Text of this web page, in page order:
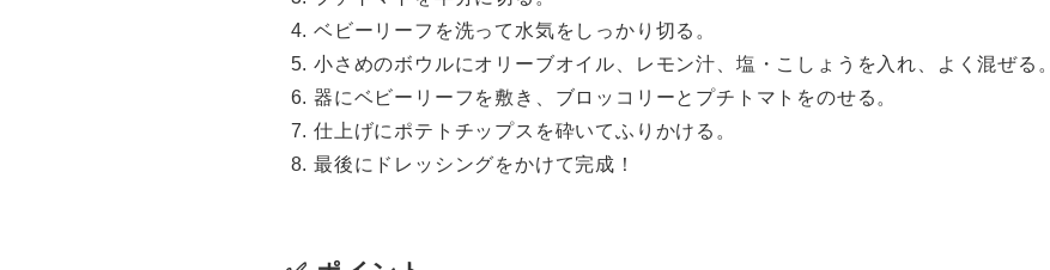
ベビーリーフを洗って水気をしっかり切る。
小さめのボウルにオリーブオイル、レモン汁、塩・こしょうを入れ、よく混ぜる。
器にベビーリーフを敷き、ブロッコリーとプチトマトをのせる。
仕上げにポテトチップスを砕いてふりかける。
最後にドレッシングをかけて完成！